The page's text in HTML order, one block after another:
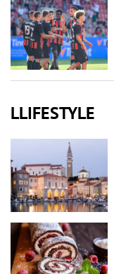
LLIFESTYLE